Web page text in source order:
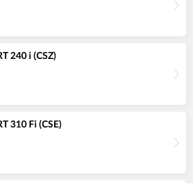
240 i (CSZ)
310 Fi (CSE)